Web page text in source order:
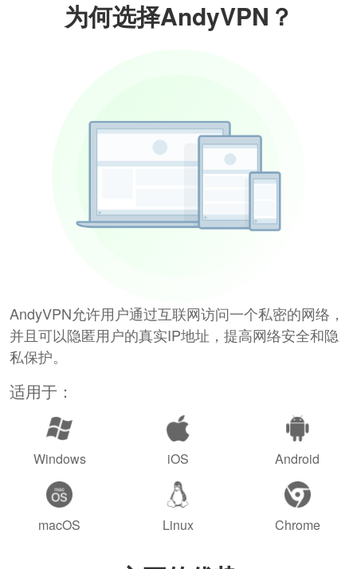
为何选择AndyVPN？
AndyVPN允许用户通过互联网访问一个私密的网络，
并且可以隐匿用户的真实IP地址，提高网络安全和隐
私保护。
适用于：
Windows iOS Android
macOS Linux Chrome